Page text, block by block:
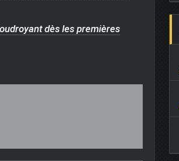
dès les premières